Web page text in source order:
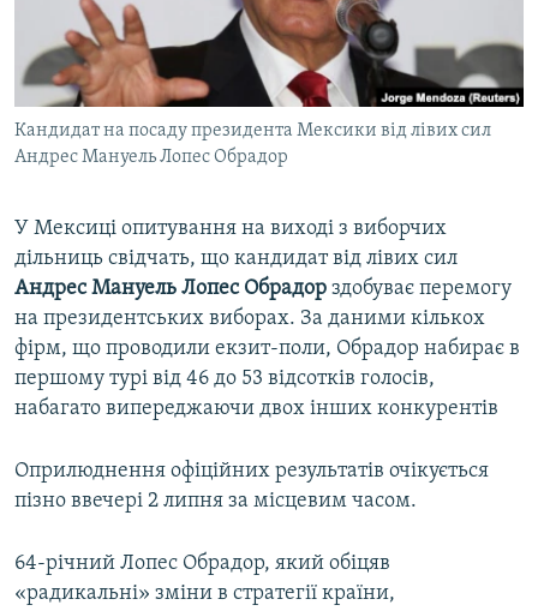
ВІДЕОУРОКИ «ELIFBE»
СВІДЧЕННЯ ОКУПАЦІЇ
УКРАЇНСЬКА ПРОБЛЕМА КРИМУ
ІНФОГРАФІКА
Русский
Qırımtatar
ДОЛУЧАЙСЯ!
Усі сайти RFE/RL
Кандидат на посаду президента Мексики від лівих сил
Андрес Мануель Лопес Обрадор
У Мексиці опитування на виході з виборчих
дільниць свідчать, що кандидат від лівих сил
Андрес Мануель Лопес Обрадор здобуває перемогу
на президентських виборах. За даними кількох
фірм, що проводили екзит-поли, Обрадор набирає в
першому турі від 46 до 53 відсотків голосів,
набагато випереджаючи двох інших конкурентів
Оприлюднення офіційних результатів очікується
пізно ввечері 2 липня за місцевим часом.
64-річний Лопес Обрадор, який обіцяв
«радикальні» зміни в стратегії країни,